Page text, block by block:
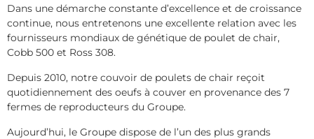
Dans une démarche constante d’excellence et de croissance
continue, nous entretenons une excellente relation avec les
fournisseurs mondiaux de génétique de poulet de chair,
Cobb 500 et Ross 308.
Depuis 2010, notre couvoir de poulets de chair reçoit
quotidiennement des oeufs à couver en provenance des 7
fermes de reproducteurs du Groupe.
Aujourd’hui, le Groupe dispose de l’un des plus grands